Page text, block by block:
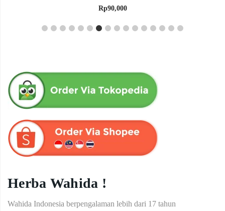
Rp90,000
Herba Wahida !
Wahida Indonesia berpengalaman lebih dari 17 tahun